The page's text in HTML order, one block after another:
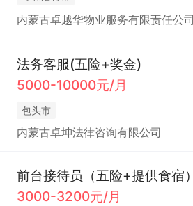
内蒙古卓越华物业服务有限责任公司
法务客服(五险+奖金)
5000-10000元/月
包头市
内蒙古卓坤法律咨询有限公司
前台接待员（五险+提供食宿）
3000-3200元/月